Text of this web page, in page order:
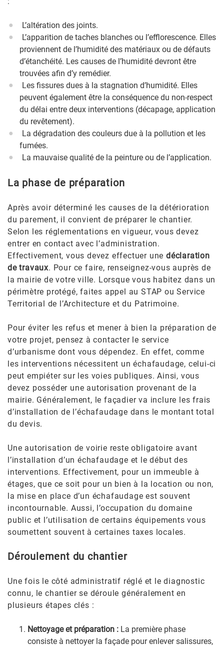
L’altération des joints.
L’apparition de taches blanches ou l’efflorescence. Elles
proviennent de l’humidité des matériaux ou de défauts
d’étanchéité. Les causes de l’humidité devront être
trouvées afin d’y remédier.
Les fissures dues à la stagnation d’humidité. Elles
peuvent également être la conséquence du non-respect
du délai entre deux interventions (décapage, application
du revêtement).
La dégradation des couleurs due à la pollution et les
fumées.
La mauvaise qualité de la peinture ou de l’application.
La phase de préparation
Après avoir déterminé les causes de la détérioration
du parement, il convient de préparer le chantier.
Selon les réglementations en vigueur, vous devez
entrer en contact avec l’administration.
Effectivement, vous devez effectuer une déclaration
de travaux. Pour ce faire, renseignez-vous auprès de
la mairie de votre ville. Lorsque vous habitez dans un
périmètre protégé, faites appel au STAP ou Service
Territorial de l’Architecture et du Patrimoine.
Pour éviter les refus et mener à bien la préparation de
votre projet, pensez à contacter le service
d’urbanisme dont vous dépendez. En effet, comme
les interventions nécessitent un échafaudage, celui-ci
peut empiéter sur les voies publiques. Ainsi, vous
devez posséder une autorisation provenant de la
mairie. Généralement, le façadier va inclure les frais
d’installation de l’échafaudage dans le montant total
du devis.
Une autorisation de voirie reste obligatoire avant
l’installation d’un échafaudage et le début des
interventions. Effectivement, pour un immeuble à
étages, que ce soit pour un bien à la location ou non,
la mise en place d’un échafaudage est souvent
incontournable. Aussi, l’occupation du domaine
public et l’utilisation de certains équipements vous
soumettent souvent à certaines taxes locales.
Déroulement du chantier
Une fois le côté administratif réglé et le diagnostic
connu, le chantier se déroule généralement en
plusieurs étapes clés :
Nettoyage et préparation : La première phase
consiste à nettoyer la façade pour enlever salissures,